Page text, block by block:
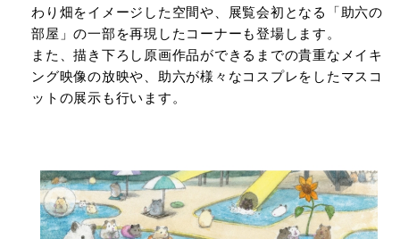
わり畑をイメージした空間や、展覧会初となる「助六の
部屋」の一部を再現したコーナーも登場します。
また、描き下ろし原画作品ができるまでの貴重なメイキ
ング映像の放映や、助六が様々なコスプレをしたマスコ
ットの展示も行います。